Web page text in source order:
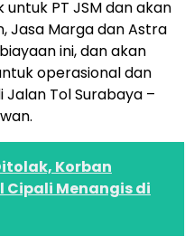
PT JSM dan akan
Jasa Marga dan Astra
ini, dan akan
operasional dan
Tol Surabaya –
Korban
Cipali Menangis di